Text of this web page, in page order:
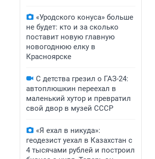
«Уродского конуса» больше
не будет: кто и за сколько
поставит новую главную
новогоднюю елку в
Красноярске
С детства грезил о ГАЗ-24:
автоплюшкин переехал в
маленький хутор и превратил
свой двор в музей СССР
«Я ехал в никуда»:
геодезист уехал в Казахстан с
4 тысячами рублей и построил